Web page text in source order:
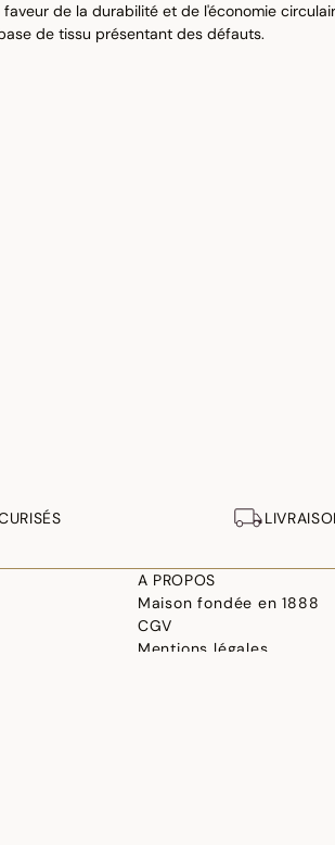
de la durabilité et de l'économie
de tissu présentant des défauts.
A PROPOS
Maison fondée en 1888
CGV
Mentions légales